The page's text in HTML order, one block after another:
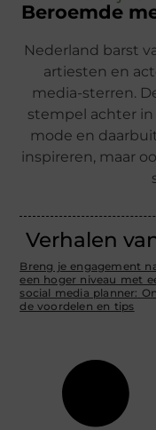
Beroemde
Nederland barst
artiesten en
media-sterren.
stempel achter
mode en
inspireren, maar
Verhalen
Breng je engagement
een hoger niveau met
social media planner:
de voordelen en tips